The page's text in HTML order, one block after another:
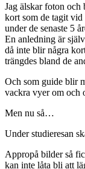
Jag älskar foton
kort som de tagit vid
under de senaste 5
En anledning är
då inte blir några
trängdes bland de
Och som guide blir
vackra vyer om
Men nu så…
Under studieresan
Appropå bilder så
kan inte låta bli att